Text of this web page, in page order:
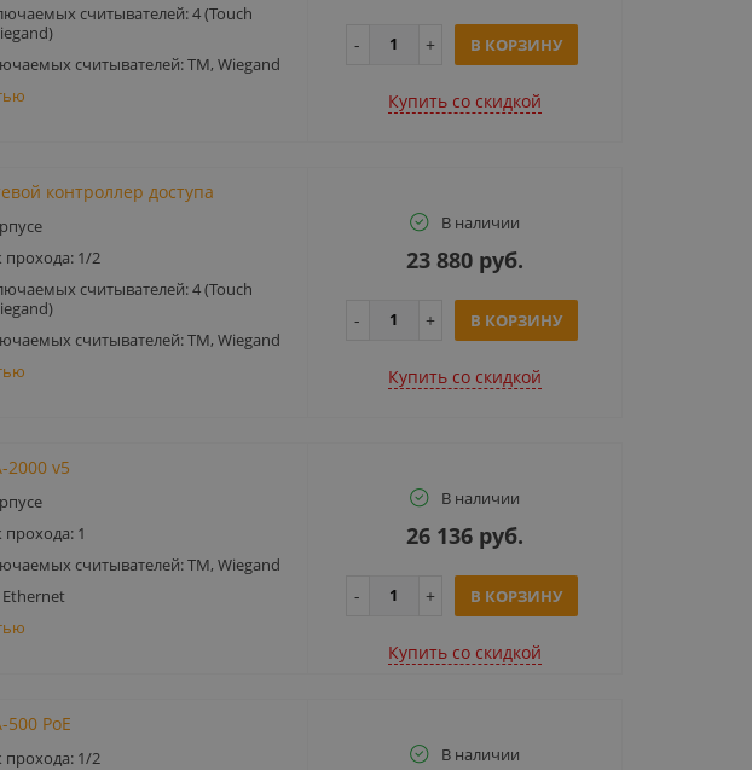
считывателей: 4 (Touch
считывателей: TM, Wiegand
В КОРЗИНУ
Купить cо скидкой
контроллер доступа
прохода: 1/2
считывателей: 4 (Touch
считывателей: TM, Wiegand
В наличии
23 880 руб.
В КОРЗИНУ
Купить cо скидкой
2000 v5
прохода: 1
считывателей: TM, Wiegand
Ethernet
В наличии
26 136 руб.
В КОРЗИНУ
Купить cо скидкой
PoE
прохода: 1/2
В наличии